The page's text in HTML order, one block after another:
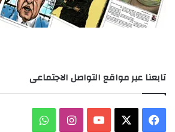
تابعنا عبر مواقع التواصل الاجتماعى
فيسبوك ‫YouTubeانستقرامواتساب